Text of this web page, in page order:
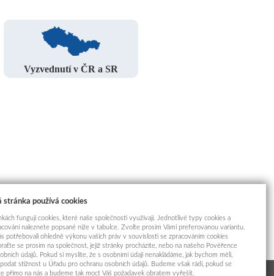
Vyzvednutí v ČR a SR
stránka používá cookies
fungují cookies, které naše společnosti využívají. Jednotlivé typy cookies a
naleznete popsané níže v tabulce. Zvolte prosím Vámi preferovanou variantu.
potřebovali ohledně výkonu vašich práv v souvislosti se zpracováním cookies
se prosím na společnost, jejíž stránky procházíte, nebo na našeho Pověřence
údajů. Pokud si myslíte, že s osobními údaji nenakládáme, jak bychom měli,
stížnost u Úřadu pro ochranu osobních údajů. Budeme však rádi, pokud se
přímo na nás a budeme tak moct Váš požadavek obratem vyřešit.